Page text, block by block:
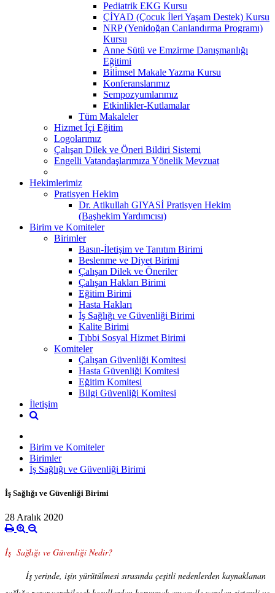
Pediatrik EKG Kursu
ÇİYAD (Çocuk İleri Yaşam Destek) Kursu
NRP (Yenidoğan Canlandırma Programı)
Kursu
Anne Sütü ve Emzirme Danışmanlığı
Eğitimi
Bi̇li̇msel Makale Yazma Kursu
Konferanslarımız
Sempozyumlarımız
Etkinlikler-Kutlamalar
Tüm Makaleler
Hizmet İçi Eğitim
Logolarımız
Çalışan Dilek ve Öneri Bildiri Sistemi
Engelli Vatandaşlarımıza Yönelik Mevzuat
Hekimlerimiz
Pratisyen Hekim
Dr. Atikullah GIYASİ Pratisyen Hekim
(Başhekim Yardımcısı)
Birim ve Komiteler
Birimler
Basın-İletişim ve Tanıtım Birimi
Beslenme ve Diyet Birimi
Çalışan Dilek ve Öneriler
Çalışan Hakları Birimi
Eğitim Birimi
Hasta Hakları
İş Sağlığı ve Güvenliği Birimi
Kalite Birimi
Tıbbi Sosyal Hizmet Birimi
Komiteler
Çalışan Güvenliği Komitesi
Hasta Güvenliği Komitesi
Eğitim Komitesi
Bilgi Güvenliği Komitesi
İletişim
Birim ve Komiteler
Birimler
İş Sağlığı ve Güvenliği Birimi
İş Sağlığı ve Güvenliği Birimi
28 Aralık 2020
İş Sağlığı ve Güvenliği Nedir?
İş yerinde, işin yürütülmesi sırasında çeşitli nedenlerden kaynaklanan